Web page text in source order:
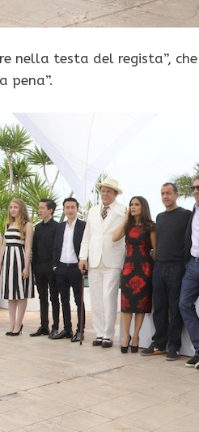
nella testa del regista”,
pena”.